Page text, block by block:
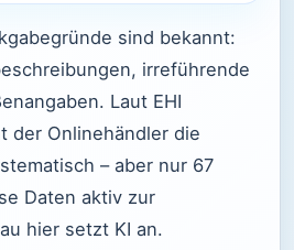
sind bekannt:
irreführende
Laut EHI
der Onlinehändler die
– aber nur 67
Daten aktiv zur
hier setzt KI an.